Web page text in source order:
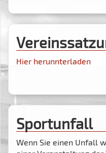
Hier herunnterladen
Sportunfall
Wenn Sie einen Unfall